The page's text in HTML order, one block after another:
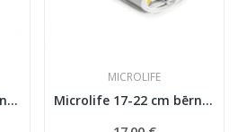
Microlife 22-32 cm manšete
MICROLIFE
Microlife 17-22 cm bērnu manšete